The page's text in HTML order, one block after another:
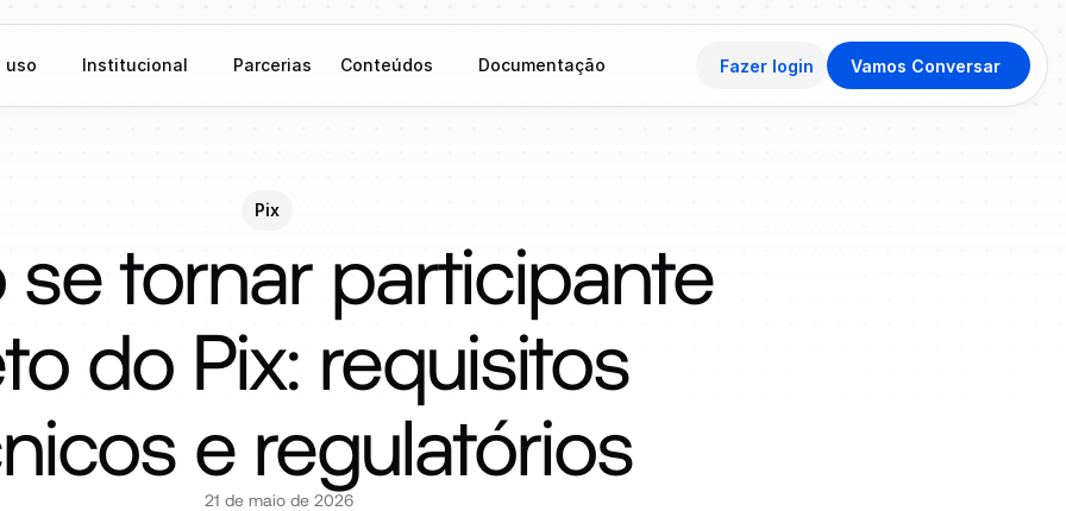
uso Institucional Conteúdos
Parcerias Documentação Fazer login Vamos Conversar
Pix
tornar participante
do Pix: requisitos
e regulatórios
21 de maio de 2026